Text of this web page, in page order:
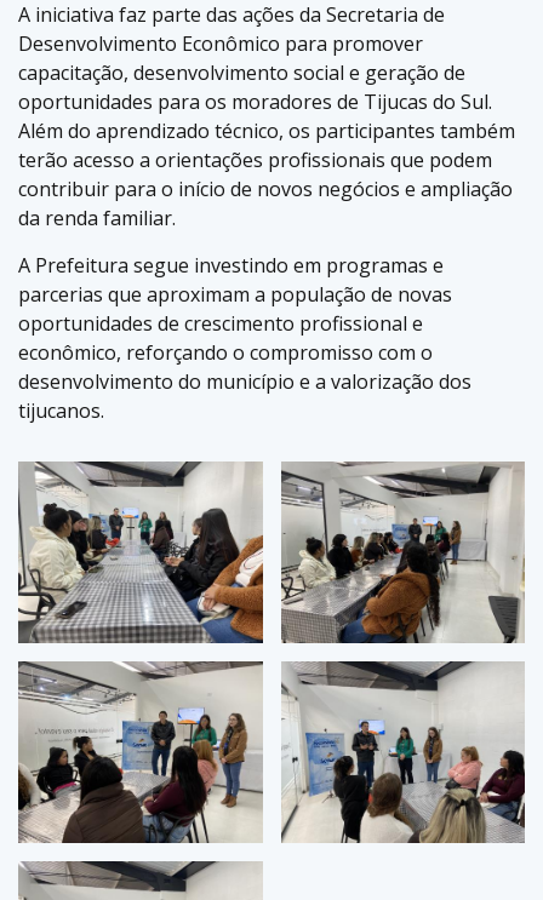
A iniciativa faz parte das ações da Secretaria de
Desenvolvimento Econômico para promover
capacitação, desenvolvimento social e geração de
oportunidades para os moradores de Tijucas do Sul.
Além do aprendizado técnico, os participantes também
terão acesso a orientações profissionais que podem
contribuir para o início de novos negócios e ampliação
da renda familiar.
A Prefeitura segue investindo em programas e
parcerias que aproximam a população de novas
oportunidades de crescimento profissional e
econômico, reforçando o compromisso com o
desenvolvimento do município e a valorização dos
tijucanos.